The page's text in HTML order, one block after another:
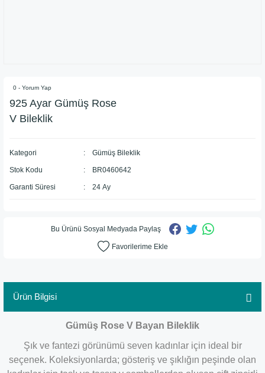
0 - Yorum Yap
925 Ayar Gümüş Rose
V Bileklik
Kategori Gümüş Bileklik
Stok Kodu BR0460642
Garanti Süresi 24 Ay
Bu Ürünü Sosyal Medyada Paylaş
Ürün Bilgisi
Gümüş Rose V Bayan Bileklik
Şık ve fantezi görünümü seven kadınlar için ideal bir
seçenek. Koleksiyonlarda; gösteriş ve şıklığın peşinde olan